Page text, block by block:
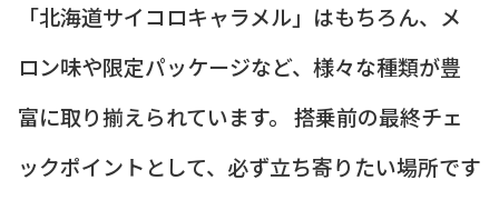
「北海道サイコロキャラメル」はもちろん、メ
ロン味や限定パッケージなど、様々な種類が豊
富に取り揃えられています。 搭乗前の最終チェ
ックポイントとして、必ず立ち寄りたい場所です